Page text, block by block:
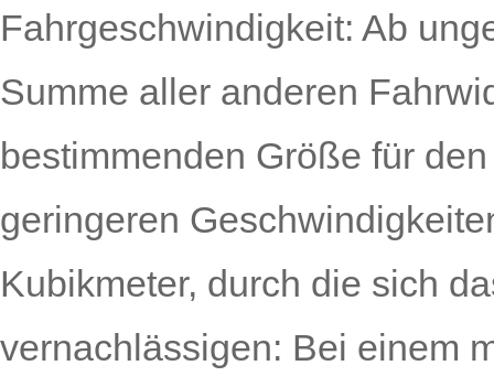
Fahrgeschwindigkeit: Ab
Summe aller anderen
bestimmenden Größe für
geringeren
Kubikmeter, durch die sich
vernachlässigen: Bei einem